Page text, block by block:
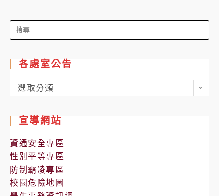
Search
for:
各處室公告
各
處
公
告
選取分類
宣導網站
資通安全專區
性別平等專區
防制霸凌專區
校園危險地圖